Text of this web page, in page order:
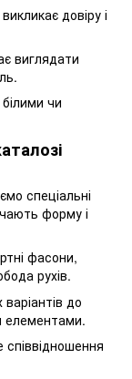
довіру і
виглядати
чи
спеціальні
форму і
фасони,
рухів.
до
елементами.